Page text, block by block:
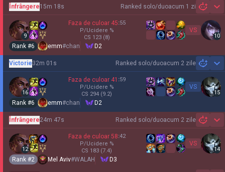
Ranked solo/duoacum 1 zi
Înfrângere15m 18s
9
Faza de culoar 45:55
P/Ucidere %
CS 123 (8)
VS
10
Rank #6 emm#chan D2
Ranked solo/duoacum 2 zile
Victorie32m 01s
16
Faza de culoar 41 :59
P/Ucidere %
CS 294 (9.2)
VS
15
Rank #6 emm#chan D2
Ranked solo/duoacum 2 zile
Înfrângere24m 47s
12
Faza de culoar 58:42
P/Ucidere %
CS 183 (7.4)
VS
14
Rank #2 Mel Aviv#WALAH D3